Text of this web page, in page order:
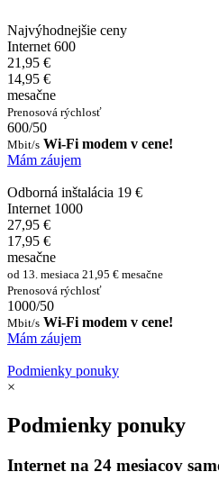
Najvýhodnejšie ceny
Internet 600
21,95 €
14,95 €
mesačne
Prenosová rýchlosť
600/50
Mbit/s Wi-Fi modem v cene!
Mám záujem
Odborná inštalácia 19 €
Internet 1000
27,95 €
17,95 €
mesačne
od 13. mesiaca 21,95 € mesačne
Prenosová rýchlosť
1000/50
Mbit/s Wi-Fi modem v cene!
Mám záujem
Podmienky ponuky
×
Podmienky ponuky
Internet na 24 mesiacov